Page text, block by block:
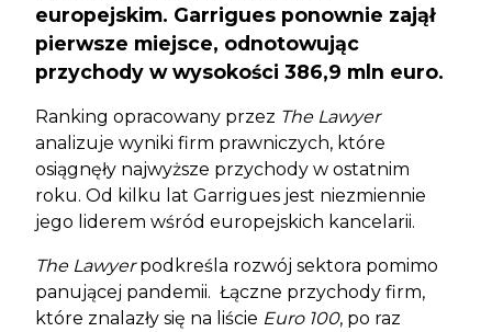
europejskim. Garrigues ponownie zajął
pierwsze miejsce, odnotowując
przychody w wysokości 386,9 mln euro.
Ranking opracowany przez The Lawyer
analizuje wyniki firm prawniczych, które
osiągnęły najwyższe przychody w ostatnim
roku. Od kilku lat Garrigues jest niezmiennie
jego liderem wśród europejskich kancelarii.
The Lawyerpodkreśla rozwój sektora pomimo
panującej pandemii. Łączne przychody firm,
które znalazły się na liście Euro 100, po raz